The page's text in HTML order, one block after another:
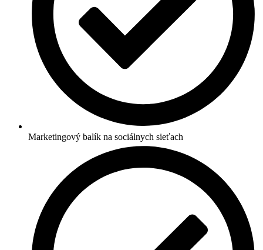
Marketingový balík na sociálnych sieťach